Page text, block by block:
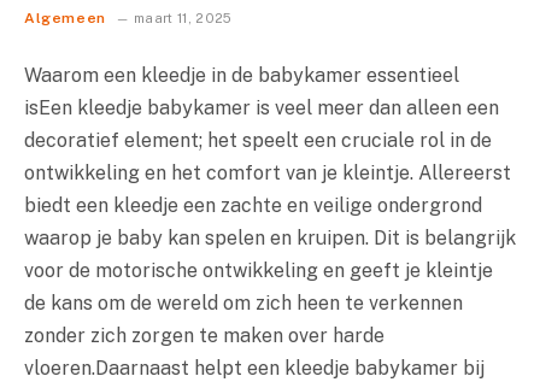
Algemeen maart 11, 2025
Waarom een kleedje in de babykamer essentieel
isEen kleedje babykamer is veel meer dan alleen een
decoratief element; het speelt een cruciale rol in de
ontwikkeling en het comfort van je kleintje. Allereerst
biedt een kleedje een zachte en veilige ondergrond
waarop je baby kan spelen en kruipen. Dit is belangrijk
voor de motorische ontwikkeling en geeft je kleintje
de kans om de wereld om zich heen te verkennen
zonder zich zorgen te maken over harde
vloeren.Daarnaast helpt een kleedje babykamer bij